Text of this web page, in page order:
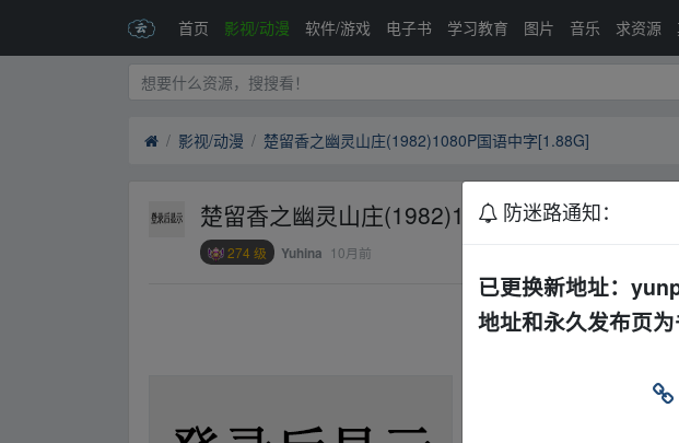
首页 影视/动漫 软件/游戏 电子书 学习教育 图片 音乐 求资源
影视/动漫 楚留香之幽灵山庄(1982)1080P国语中字[1.88G]
楚留香之幽灵山庄(1982)1080P国语中字[1.88G]
274 级 Yuhina 10月前
防迷路通知：
已更换新地址：
地址和永久发布页为